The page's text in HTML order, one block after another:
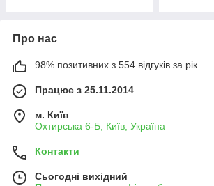
Про нас
98% позитивних з 554 відгуків за рік
Працює з 25.11.2014
м. Київ
Охтирська 6-Б, Київ, Україна
Контакти
Сьогодні вихідний